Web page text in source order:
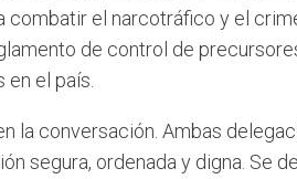
combatir el narcotráfico y el
de control de
el país.
la conversación. Ambas
segura, ordenada y digna. Se